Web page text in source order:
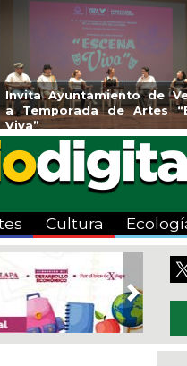
para la
Cultura
Next